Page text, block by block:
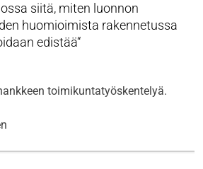
siitä, miten luonnon
huomioimista rakennetussa
edistää
toimikuntatyöskentelyä.